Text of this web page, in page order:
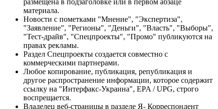
размещена в подзаголовке или в первом абзаце
материала.
Новости с пометками "Мнение", "Экспертиза",
"Заявление", "Регионы", "Деньги", "Власть", "Выборы",
"Тест-драйв", "Спецпроекты", "Промо" публикуются на
правах рекламы.
Раздел Спецпроекты создается совместно с
коммерческими партнерами.
Любое копирование, публикация, републикация и
другое распространение информации, которое содержит
ссылку на "Интерфакс-Украина", EPA / UPG, строго
воспрещается.
Владелец веб-страницы в разделе Я- Корреспондент